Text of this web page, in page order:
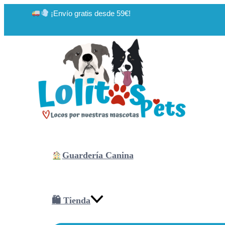
¡Envío gratis desde 59€!
Guardería Canina
🛍 Tienda